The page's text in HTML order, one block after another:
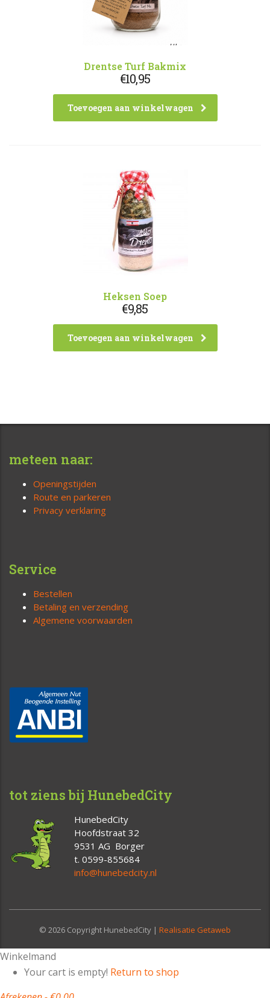
Drentse Turf Bakmix
€10,95
Toevoegen aan winkelwagen
Heksen Soep
€9,85
Toevoegen aan winkelwagen
meteen naar:
Openingstijden
Route en parkeren
Privacy verklaring
Service
Bestellen
Betaling en verzending
Algemene voorwaarden
tot ziens bij HunebedCity
HunebedCity
Hoofdstraat 32
9531 AG Borger
t. 0599-855684
info@hunebedcity.nl
© 2026 Copyright HunebedCity | Realisatie Getaweb
Winkelmand
Your cart is empty! Return to shop